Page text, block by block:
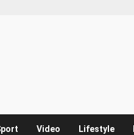
Video Lifestyle